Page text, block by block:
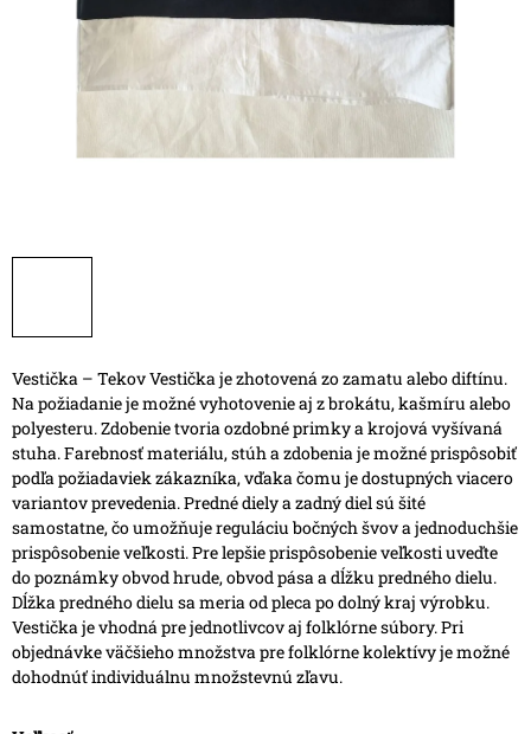
Vestička – TekovVestička je zhotovená zo zamatu alebo diftínu.
Na požiadanie je možné vyhotovenie aj z brokátu, kašmíru alebo
polyesteru.Zdobenie tvoria ozdobné primky a krojová vyšívaná
stuha. Farebnosť materiálu, stúh a zdobenia je možné prispôsobiť
podľa požiadaviek zákazníka, vďaka čomu je dostupných viacero
variantov prevedenia.Predné diely a zadný diel sú šité
samostatne, čo umožňuje reguláciu bočných švov a jednoduchšie
prispôsobenie veľkosti.Pre lepšie prispôsobenie veľkosti uveďte
do poznámky obvod hrude, obvod pása a dĺžku predného dielu.
Dĺžka predného dielu sa meria od pleca po dolný kraj výrobku.
Vestička je vhodná pre jednotlivcov aj folklórne súbory. Pri
objednávke väčšieho množstva pre folklórne kolektívy je možné
dohodnúť individuálnu množstevnú zľavu.